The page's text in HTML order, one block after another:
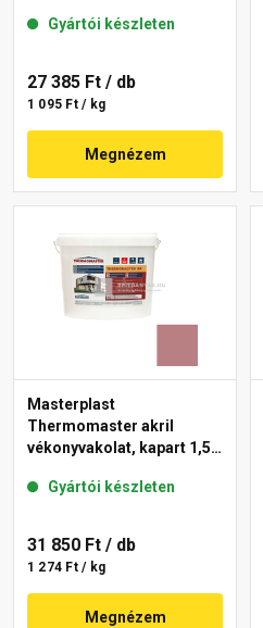
Gyártói készleten
27 385 Ft / db
1 095 Ft / kg
Megnézem
Masterplast
Thermomaster akril
vékonyvakolat, kapart 1,5
Gyártói készleten
31 850 Ft / db
1 274 Ft / kg
Megnézem